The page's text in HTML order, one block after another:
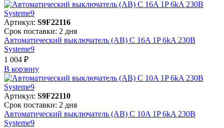
Артикул: S9F22116
Срок поставки: 2 дня
Автоматический выключатель (АВ) C 16A 1P 6kA 230В
Systeme9
1 004 ₽
В корзинy
Артикул: S9F22110
Срок поставки: 2 дня
Автоматический выключатель (АВ) C 10A 1P 6kA 230В
Systeme9